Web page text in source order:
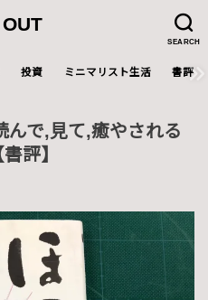
SEARCH
投資 ミニマリスト生活 書評
んで,見て,癒やされる
評】